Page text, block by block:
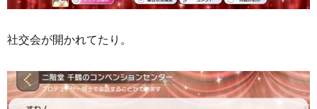
社交会が開かれてたり。